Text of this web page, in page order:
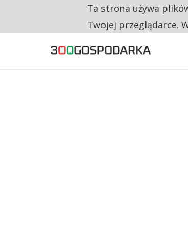
RESTRYKCJE CHIN UDERZAJĄ
Ta strona używa
Twojej przeglądarce.